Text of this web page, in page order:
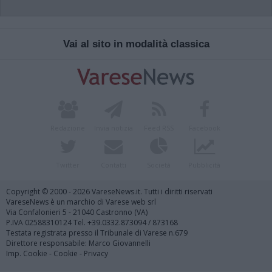
Vai al sito in modalità classica
Copyright © 2000 - 2026 VareseNews.it. Tutti i diritti riservati
VareseNews è un marchio di Varese web srl
Via Confalonieri 5 - 21040 Castronno (VA)
P.IVA 02588310124 Tel. +39.0332.873094 / 873168
Testata registrata presso il Tribunale di Varese n.679
Direttore responsabile: Marco Giovannelli
Imp. Cookie - Cookie - Privacy